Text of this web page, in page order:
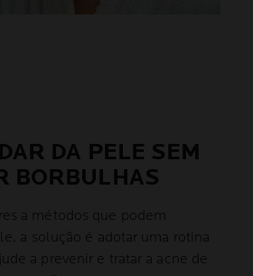
DA PELE SEM
BORBULHAS
a métodos que podem
a solução é adotar uma rotina
a prevenir e tratar a acne de